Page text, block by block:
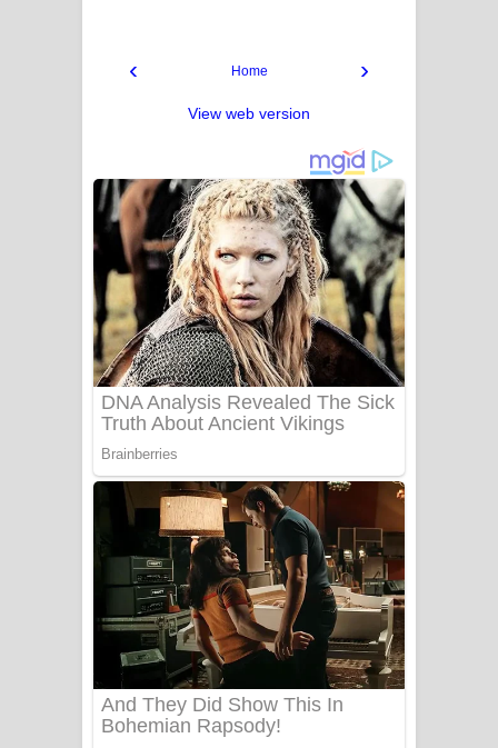
‹ ›
Home
View web version